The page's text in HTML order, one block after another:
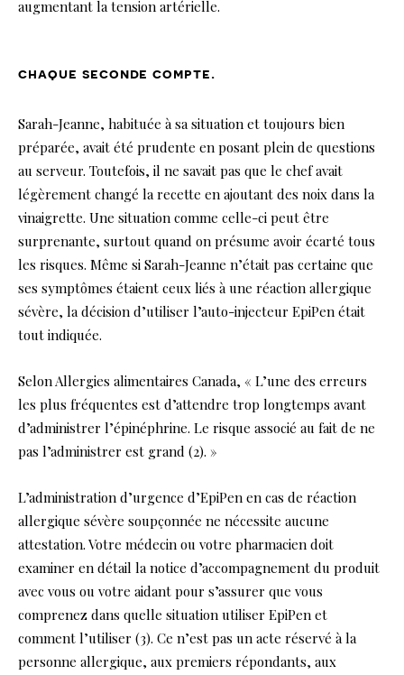
augmentant la tension artérielle.
chaque seconde compte.
Sarah-Jeanne, habituée à sa situation et toujours bien
préparée, avait été prudente en posant plein de questions
au serveur. Toutefois, il ne savait pas que le chef avait
légèrement changé la recette en ajoutant des noix dans la
vinaigrette. Une situation comme celle-ci peut être
surprenante, surtout quand on présume avoir écarté tous
les risques. Même si Sarah-Jeanne n’était pas certaine que
ses symptômes étaient ceux liés à une réaction allergique
sévère, la décision d’utiliser l’auto-injecteur EpiPen était
tout indiquée.
Selon Allergies alimentaires Canada, « L’une des erreurs
les plus fréquentes est d’attendre trop longtemps avant
d’administrer l’épinéphrine. Le risque associé au fait de ne
pas l’administrer est grand (2). »
L’administration d’urgence d’EpiPen en cas de réaction
allergique sévère soupçonnée ne nécessite aucune
attestation. Votre médecin ou votre pharmacien doit
examiner en détail la notice d’accompagnement du produit
avec vous ou votre aidant pour s’assurer que vous
comprenez dans quelle situation utiliser EpiPen et
comment l’utiliser (3). Ce n’est pas un acte réservé à la
personne allergique, aux premiers répondants, aux